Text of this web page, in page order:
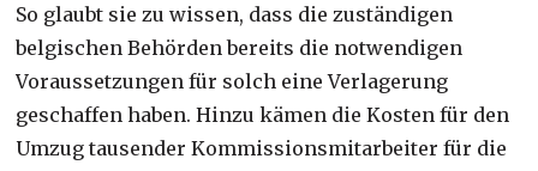
So glaubt sie zu wissen, dass die zuständigen
belgischen Behörden bereits die notwendigen
Voraussetzungen für solch eine Verlagerung
geschaffen haben. Hinzu kämen die Kosten für den
Umzug tausender Kommissionsmitarbeiter für die